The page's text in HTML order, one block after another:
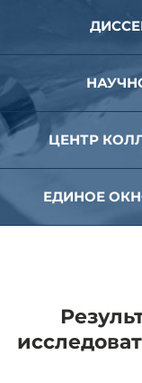
ЦЕНТР
ЕДИНОЕ